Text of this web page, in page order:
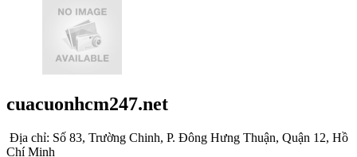
cuacuonhcm247.net
Địa chỉ: Số 83, Trường Chinh, P. Đông Hưng Thuận, Quận 12, Hồ
Chí Minh